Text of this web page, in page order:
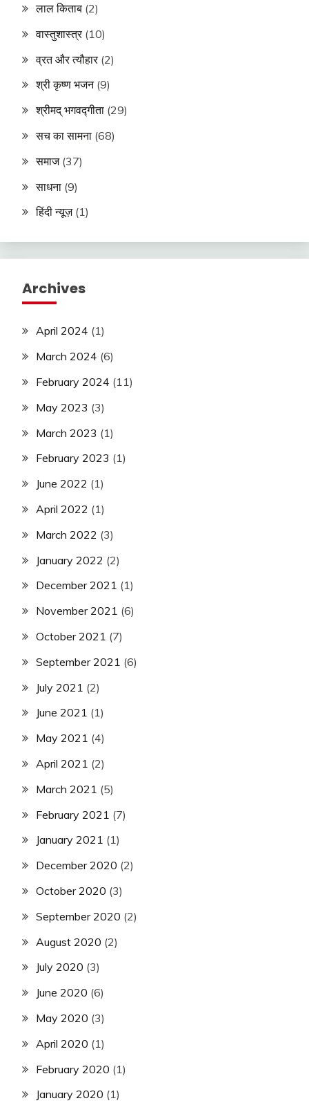
लाल किताब (2)
वास्तुशास्त्र(10)
व्रत और त्यौहार(2)
श्री कृष्ण भजन(9)
श्रीमद् भगवद्गीता (29)
सच का सामना (68)
समाज(37)
साधना (9)
हिंदी न्यूज़(1)
Archives
April 2024 (1)
March 2024 (6)
February 2024 (11)
May 2023 (3)
March 2023 (1)
February 2023 (1)
June 2022 (1)
April 2022 (1)
March 2022 (3)
January 2022 (2)
December 2021 (1)
November 2021 (6)
October 2021 (7)
September 2021 (6)
July 2021 (2)
June 2021 (1)
May 2021 (4)
April 2021 (2)
March 2021 (5)
February 2021 (7)
January 2021 (1)
December 2020 (2)
October 2020 (3)
September 2020 (2)
August 2020 (2)
July 2020 (3)
June 2020 (6)
May 2020 (3)
April 2020 (1)
February 2020 (1)
January 2020 (1)